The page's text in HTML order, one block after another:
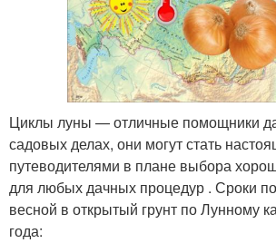
Циклы луны — отличные помощники
садовых делах, они могут стать
путеводителями в плане выбора
для любых дачных процедур . Сроки
весной в открытый грунт по Лунному
года: